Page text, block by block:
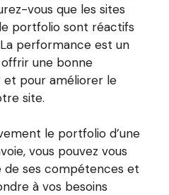
vous que les sites
portfolio sont réactifs
performance est un
une bonne
et pour améliorer le
site.
le portfolio d’une
vous pouvez vous
de ses compétences et
à vos besoins